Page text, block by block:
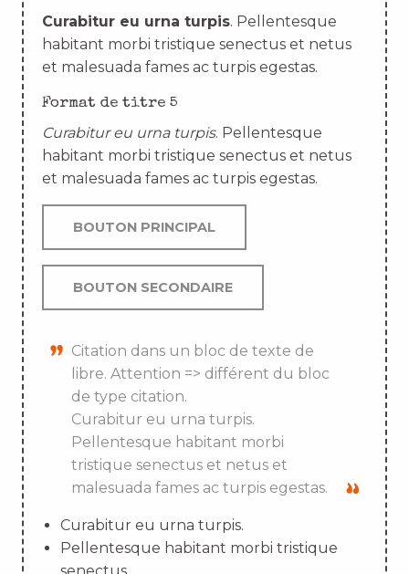
Curabitur eu urna turpis. Pellentesque
habitant morbi tristique senectus et netus
et malesuada fames ac turpis egestas.
Format de titre 5
Curabitur eu urna turpis. Pellentesque
habitant morbi tristique senectus et netus
et malesuada fames ac turpis egestas.
BOUTON PRINCIPAL
BOUTON SECONDAIRE
Citation dans un bloc de texte de
libre. Attention => différent du bloc
de type citation.
Curabitur eu urna turpis.
Pellentesque habitant morbi
tristique senectus et netus et
malesuada fames ac turpis egestas.
Curabitur eu urna turpis.
Pellentesque habitant morbi tristique